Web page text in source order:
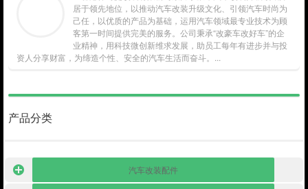
居于领先地位，以推动汽车改装升级文化、引领汽车时尚为
己任，以优质的产品为基础，运用汽车领域最专业技术为顾
客第一时间提供完美的服务。公司秉承“改豪车改好车”的企
业精神，用科技微创新维求发展，助员工每年有进步并与投
资人分享财富，为缔造个性、安全的汽车生活而奋斗。...
产品分类
汽车改装配件